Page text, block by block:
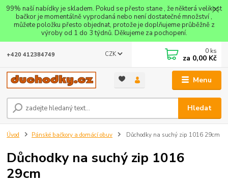
99% naší nabídky je skladem. Pokud se přesto stane , že některá velikost
bačkor je momentálně vyprodaná nebo není dostatečné množství ,
můžete položku přesto objednat, protože je doplňujeme průběžně z
výroby od 1 do 3 týdnů. Děkujeme za pochopení.
Menu
CZK
Hledat
+420 412384749 0 ks
za 0,00 Kč
Úvod Pánské bačkory a domácí obuv Důchodky na suchý zip 1016 29cm
Důchodky na suchý zip 1016
29cm